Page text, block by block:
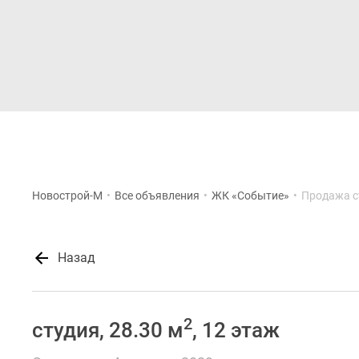
Новострой-М • Все объявления • ЖК «Событие» • Продажа
Назад
студия, 28.30 м2, 12 этаж